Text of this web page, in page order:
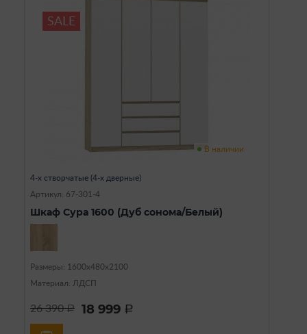
SALE
В наличии
4-х створчатые (4-х дверные)
Артикул: 67-301-4
Шкаф Сура 1600 (Дуб сонома/Белый)
Размеры: 1600х480х2100
Материал: ЛДСП
26 390a 18 999 a